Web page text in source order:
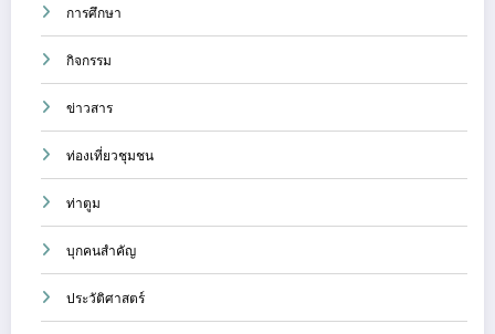
การศึกษา
กิจกรรม
ข่าวสาร
ท่องเที่ยวชุมชน
ท่าตูม
บุกคนสำคัญ
ประวัติศาสตร์